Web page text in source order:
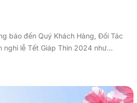
báo đến Quý Khách Hàng, Đối Tác
nghỉ lễ Tết Giáp Thìn 2024 như...